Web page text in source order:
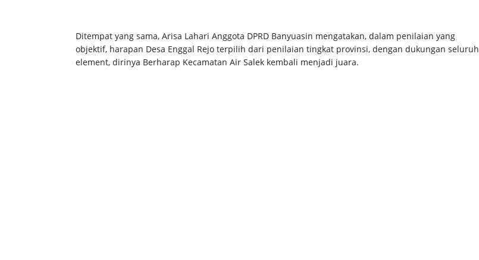
Ditempat yang sama, Arisa Lahari Anggota DPRD Banyuasin mengatakan, dalam penilaian yang
objektif, harapan Desa Enggal Rejo terpilih dari penilaian tingkat provinsi, dengan dukungan seluruh
element, dirinya Berharap Kecamatan Air Salek kembali menjadi juara.